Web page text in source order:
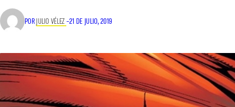
POR JULIO VÉLEZ –21 DE JULIO, 2019